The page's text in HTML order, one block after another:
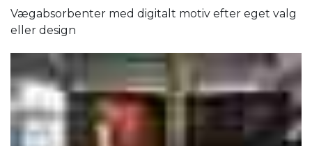
Vægabsorbenter med digitalt motiv efter eget valg
eller design